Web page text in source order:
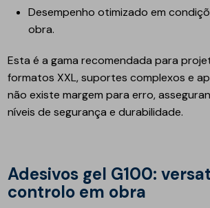
Desempenho otimizado em
obra.
Esta é a gama recomendada para
formatos XXL, suportes complexos e
não existe margem para erro,
níveis de segurança e durabilidade.
Adesivos gel G100: versatilidade e
controlo em obra